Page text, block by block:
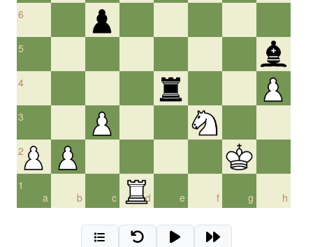
6
5
4
3
2
a
1
b
c d e f g h